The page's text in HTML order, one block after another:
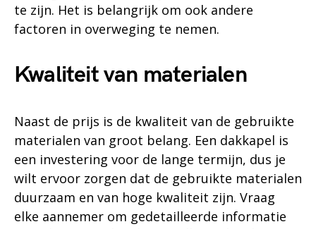
te zijn. Het is belangrijk om ook andere
factoren in overweging te nemen.
Kwaliteit van materialen
Naast de prijs is de kwaliteit van de gebruikte
materialen van groot belang. Een dakkapel is
een investering voor de lange termijn, dus je
wilt ervoor zorgen dat de gebruikte materialen
duurzaam en van hoge kwaliteit zijn. Vraag
elke aannemer om gedetailleerde informatie